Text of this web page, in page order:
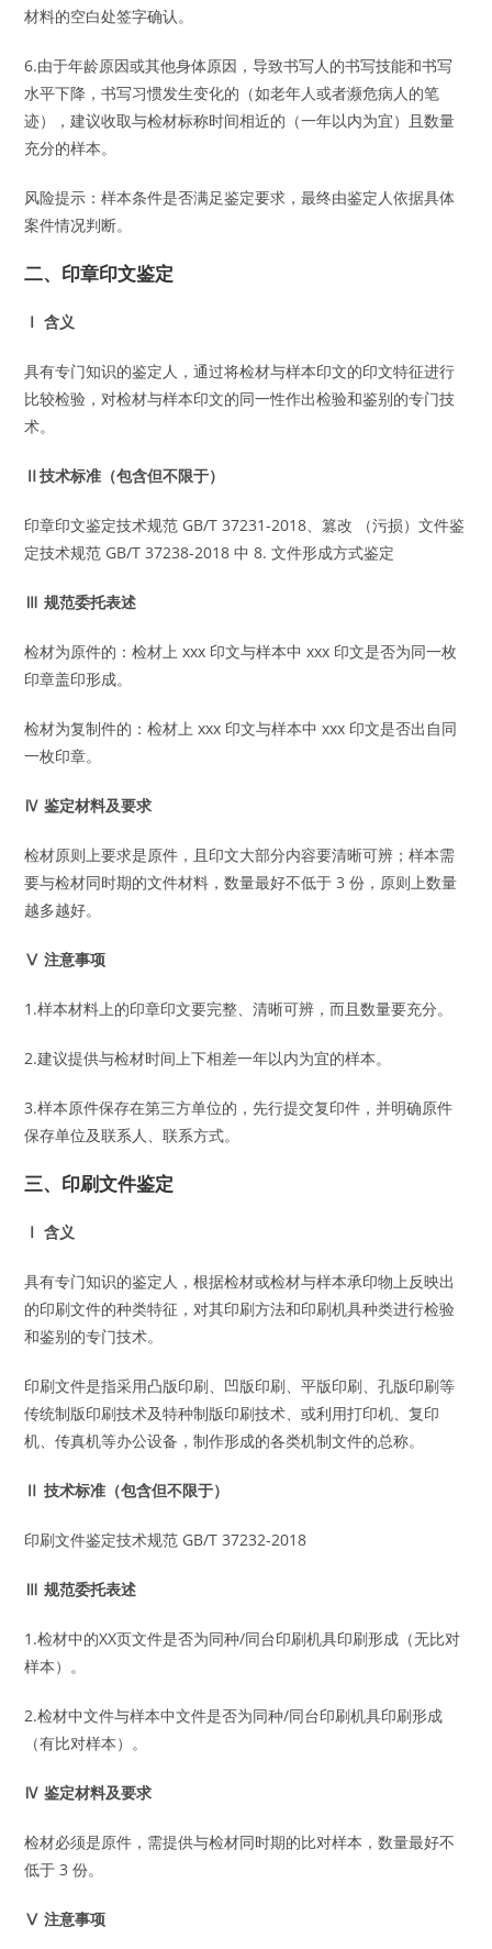
材料的空白处签字确认。
6.由于年龄原因或其他身体原因，导致书写人的书写技能和书写
水平下降，书写习惯发生变化的（如老年人或者濒危病人的笔
迹），建议收取与检材标称时间相近的（一年以内为宜）且数量
充分的样本。
风险提示：样本条件是否满足鉴定要求，最终由鉴定人依据具体
案件情况判断。
二、印章印文鉴定
Ⅰ 含义
具有专门知识的鉴定人，通过将检材与样本印文的印文特征进行
比较检验，对检材与样本印文的同一性作出检验和鉴别的专门技
术。
Ⅱ技术标准（包含但不限于）
印章印文鉴定技术规范 GB/T 37231-2018、篡改 （污损）文件鉴
定技术规范 GB/T 37238-2018 中 8. 文件形成方式鉴定
Ⅲ 规范委托表述
检材为原件的：检材上 xxx 印文与样本中 xxx 印文是否为同一枚
印章盖印形成。
检材为复制件的：检材上 xxx 印文与样本中 xxx 印文是否出自同
一枚印章。
Ⅳ 鉴定材料及要求
检材原则上要求是原件，且印文大部分内容要清晰可辨；样本需
要与检材同时期的文件材料，数量最好不低于 3 份，原则上数量
越多越好。
Ⅴ 注意事项
1.样本材料上的印章印文要完整、清晰可辨，而且数量要充分。
2.建议提供与检材时间上下相差一年以内为宜的样本。
3.样本原件保存在第三方单位的，先行提交复印件，并明确原件
保存单位及联系人、联系方式。
三、印刷文件鉴定
Ⅰ 含义
具有专门知识的鉴定人，根据检材或检材与样本承印物上反映出
的印刷文件的种类特征，对其印刷方法和印刷机具种类进行检验
和鉴别的专门技术。
印刷文件是指采用凸版印刷、凹版印刷、平版印刷、孔版印刷等
传统制版印刷技术及特种制版印刷技术、或利用打印机、复印
机、传真机等办公设备，制作形成的各类机制文件的总称。
Ⅱ 技术标准（包含但不限于）
印刷文件鉴定技术规范 GB/T 37232-2018
Ⅲ 规范委托表述
1.检材中的XX页文件是否为同种/同台印刷机具印刷形成（无比对
样本）。
2.检材中文件与样本中文件是否为同种/同台印刷机具印刷形成
（有比对样本）。
Ⅳ 鉴定材料及要求
检材必须是原件，需提供与检材同时期的比对样本，数量最好不
低于 3 份。
Ⅴ 注意事项